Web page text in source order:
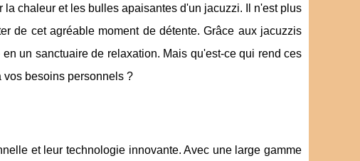
chaleur et les bulles apaisantes d'un jacuzzi. Il n'est plus
de cet agréable moment de détente. Grâce aux jacuzzis
un sanctuaire de relaxation. Mais qu'est-ce qui rend ces
besoins personnels ?
et leur technologie innovante. Avec une large gamme